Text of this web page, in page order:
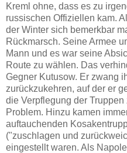
Kreml ohne, dass es zu
russischen Offiziellen kam.
der Winter sich bemerkbar
Rückmarsch. Seine Armee
Mann und es war seine
Route zu wählen. Das
Gegner Kutusow. Er zwang
zurückzukehren, auf der er
die Verpflegung der
Problem. Hinzu kamen
auftauchenden
("zuschlagen und
eingestellt waren. Als